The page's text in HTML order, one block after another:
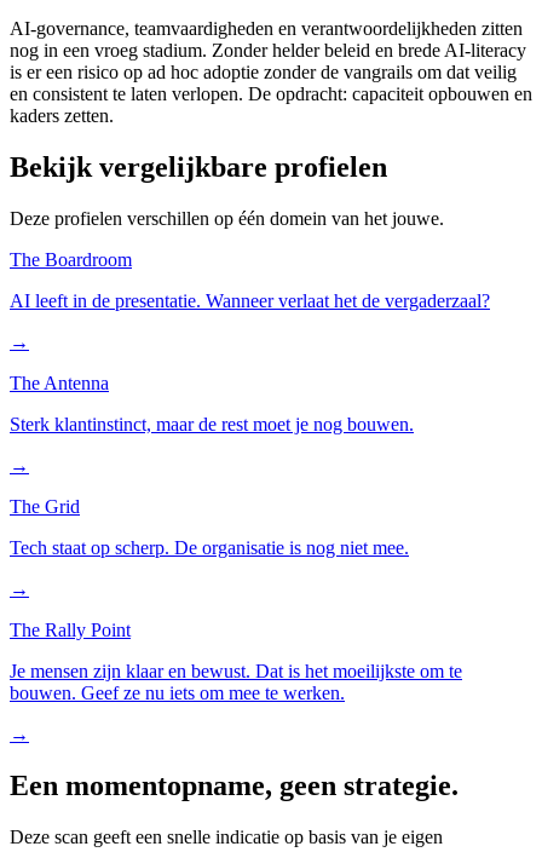
AI-governance, teamvaardigheden en verantwoordelijkheden zitten
nog in een vroeg stadium. Zonder helder beleid en brede AI-literacy
is er een risico op ad hoc adoptie zonder de vangrails om dat veilig
en consistent te laten verlopen. De opdracht: capaciteit opbouwen en
kaders zetten.
Bekijk vergelijkbare profielen
Deze profielen verschillen op één domein van het jouwe.
The Boardroom
AI leeft in de presentatie. Wanneer verlaat het de vergaderzaal?
→
The Antenna
Sterk klantinstinct, maar de rest moet je nog bouwen.
→
The Grid
Tech staat op scherp. De organisatie is nog niet mee.
→
The Rally Point
Je mensen zijn klaar en bewust. Dat is het moeilijkste om te
bouwen. Geef ze nu iets om mee te werken.
→
Een momentopname, geen strategie.
Deze scan geeft een snelle indicatie op basis van je eigen